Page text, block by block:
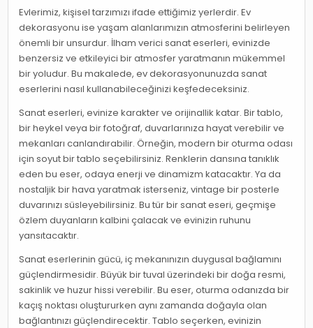
Evlerimiz, kişisel tarzımızı ifade ettiğimiz yerlerdir. Ev
dekorasyonu ise yaşam alanlarımızın atmosferini belirleyen
önemli bir unsurdur. İlham verici sanat eserleri, evinizde
benzersiz ve etkileyici bir atmosfer yaratmanın mükemmel
bir yoludur. Bu makalede, ev dekorasyonunuzda sanat
eserlerini nasıl kullanabileceğinizi keşfedeceksiniz.
Sanat eserleri, evinize karakter ve orijinallik katar. Bir tablo,
bir heykel veya bir fotoğraf, duvarlarınıza hayat verebilir ve
mekanları canlandırabilir. Örneğin, modern bir oturma odası
için soyut bir tablo seçebilirsiniz. Renklerin dansına tanıklık
eden bu eser, odaya enerji ve dinamizm katacaktır. Ya da
nostaljik bir hava yaratmak isterseniz, vintage bir posterle
duvarınızı süsleyebilirsiniz. Bu tür bir sanat eseri, geçmişe
özlem duyanların kalbini çalacak ve evinizin ruhunu
yansıtacaktır.
Sanat eserlerinin gücü, iç mekanınızın duygusal bağlamını
güçlendirmesidir. Büyük bir tuval üzerindeki bir doğa resmi,
sakinlik ve huzur hissi verebilir. Bu eser, oturma odanızda bir
kaçış noktası oluştururken aynı zamanda doğayla olan
bağlantınızı güçlendirecektir. Tablo seçerken, evinizin